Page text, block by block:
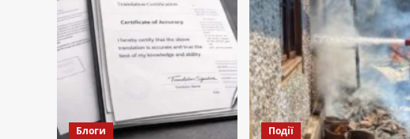
Блоги Події